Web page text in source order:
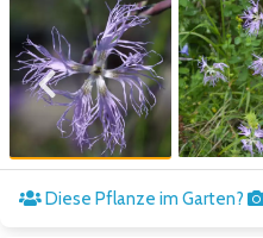
Zum vorigen Bild
Diese Pflanze im Garten?